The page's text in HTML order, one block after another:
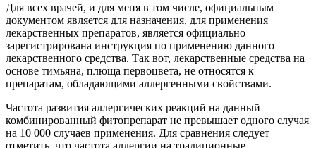
Для всех врачей, и для меня в том числе, официальным
документом является для назначения, для применения
лекарственных препаратов, является официально
зарегистрирована инструкция по применению данного
лекарственного средства. Так вот, лекарственные средства на
основе тимьяна, плюща первоцвета, не относятся к
препаратам, обладающими аллергенными свойствами.
Частота развития аллергических реакций на данный
комбинированный фитопрепарат не превышает одного случая
на 10 000 случаев применения. Для сравнения следует
отметить, что частота аллергии на традиционные